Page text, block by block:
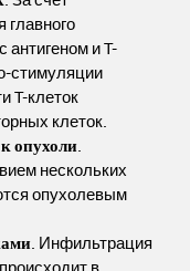
главного
антигеном и T-
стимуляции
T-клеток
клеток.
опухоли.
нескольких
опухолевым
. Инфильтрация